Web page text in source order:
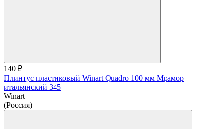
140 ₽
Плинтус пластиковый Winart Quadro 100 мм Мрамор
итальянский 345
Winart
(Россия)